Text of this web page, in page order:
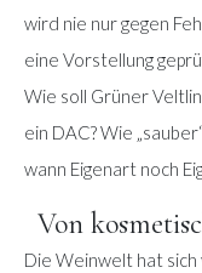
wird nie nur gegen
eine Vorstellung
Wie soll Grüner
ein DAC? Wie
wann Eigenart noch
Von
Die Weinwelt hat